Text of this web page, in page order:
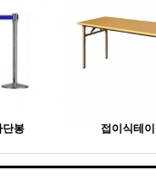
단봉 접이식테